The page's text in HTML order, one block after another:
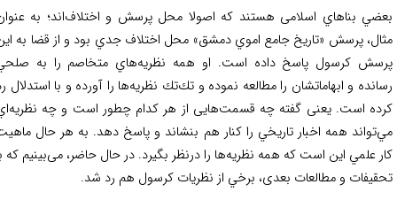
بناهاي اسلامی هستند كه اصولا محل پرسش و اختلاف‌اند؛ به عنوان
پرسش «تاريخ جامع اموي دمشق» محل اختلاف جدي بود و از قضا به این
کرسول پاسخ داده است. او همه نظريه‌هاي متخاصم را به صلحي
و ابهاماتشان را مطالعه نموده و تك‌تك نظريه‌ها را آورده و با استدلال رد
است. یعنی گفته چه قسمت‌هایی از هر كدام چطور است و چه نظريه‌اي
همه اخبار تاريخي را كنار هم بنشاند و پاسخ دهد. به هر حال ماهيت
علمي اين است که همه نظریه‌ها را درنظر بگیرد. در حال حاضر، می‌بینیم که با
و مطالعات بعدی، برخي از نظريات كرسول هم رد شد.